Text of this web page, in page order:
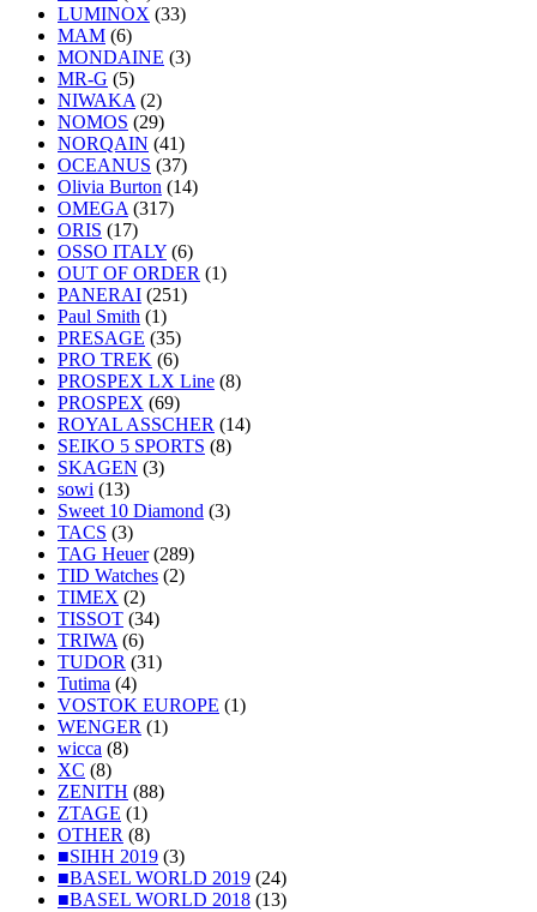
LUMINOX (33)
MAM (6)
MONDAINE (3)
MR-G (5)
NIWAKA (2)
NOMOS (29)
NORQAIN (41)
OCEANUS (37)
Olivia Burton (14)
OMEGA (317)
ORIS (17)
OSSO ITALY (6)
OUT OF ORDER (1)
PANERAI (251)
Paul Smith (1)
PRESAGE (35)
PRO TREK (6)
PROSPEX LX Line (8)
PROSPEX (69)
ROYAL ASSCHER (14)
SEIKO 5 SPORTS (8)
SKAGEN (3)
sowi (13)
Sweet 10 Diamond (3)
TACS (3)
TAG Heuer(289)
TID Watches (2)
TIMEX (2)
TISSOT (34)
TRIWA (6)
TUDOR (31)
Tutima (4)
VOSTOK EUROPE (1)
WENGER (1)
wicca (8)
XC (8)
ZENITH (88)
ZTAGE (1)
OTHER (8)
■SIHH 2019 (3)
■BASEL WORLD 2019 (24)
■BASEL WORLD 2018 (13)